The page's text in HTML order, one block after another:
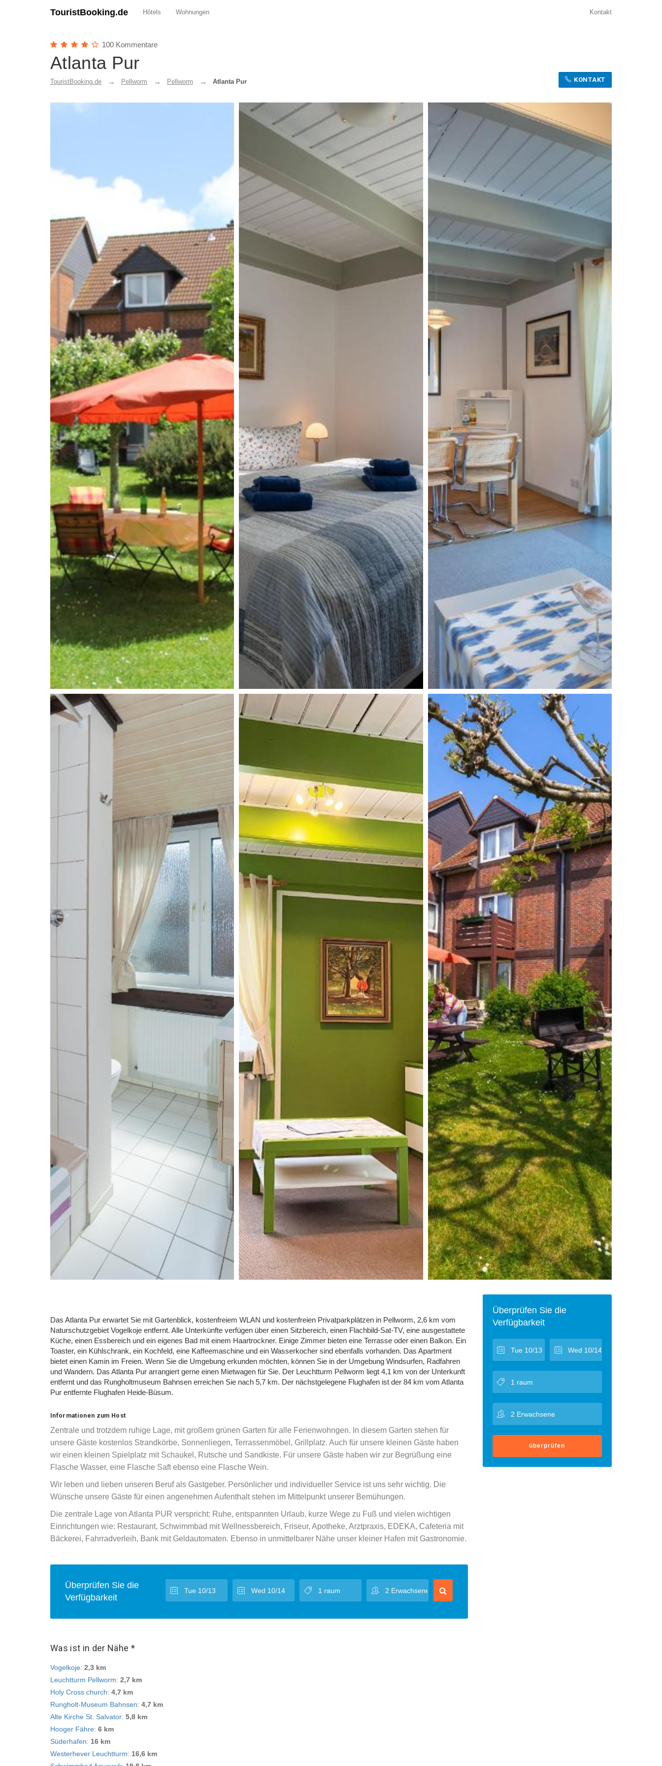
TouristBooking.de Hôtels Wohnungen Kontakt
100 Kommentare
Atlanta Pur
TouristBooking.de Pellworm Pellworm Atlanta Pur KONTAKT
Überprüfen Sie die
Verfügbarkeit
überprüfen
Das Atlanta Pur erwartet Sie mit Gartenblick, kostenfreiem WLAN und kostenfreien Privatparkplätzen in Pellworm, 2,6 km vom
Naturschutzgebiet Vogelkoje entfernt. Alle Unterkünfte verfügen über einen Sitzbereich, einen Flachbild-Sat-TV, eine ausgestattete
Küche, einen Essbereich und ein eigenes Bad mit einem Haartrockner. Einige Zimmer bieten eine Terrasse oder einen Balkon. Ein
Toaster, ein Kühlschrank, ein Kochfeld, eine Kaffeemaschine und ein Wasserkocher sind ebenfalls vorhanden. Das Apartment
bietet einen Kamin im Freien. Wenn Sie die Umgebung erkunden möchten, können Sie in der Umgebung Windsurfen, Radfahren
und Wandern. Das Atlanta Pur arrangiert gerne einen Mietwagen für Sie. Der Leuchtturm Pellworm liegt 4,1 km von der Unterkunft
entfernt und das Rungholtmuseum Bahnsen erreichen Sie nach 5,7 km. Der nächstgelegene Flughafen ist der 84 km vom Atlanta
Pur entfernte Flughafen Heide-Büsum.
Informationen zum Host
Zentrale und trotzdem ruhige Lage, mit großem grünen Garten für alle Ferienwohngen. In diesem Garten stehen für
unsere Gäste kostenlos Strandkörbe, Sonnenliegen, Terrassenmöbel, Grillplatz. Auch für unsere kleinen Gäste haben
wir einen kleinen Spielplatz mit Schaukel, Rutsche und Sandkiste. Für unsere Gäste haben wir zur Begrüßung eine
Flasche Wasser, eine Flasche Saft ebenso eine Flasche Wein.
Wir leben und lieben unseren Beruf als Gastgeber. Persönlicher und individueller Service ist uns sehr wichtig. Die
Wünsche unsere Gäste für einen angenehmen Aufenthalt stehen im Mittelpunkt unserer Bemühungen.
Die zentrale Lage von Atlanta PUR verspricht: Ruhe, entspannten Urlaub, kurze Wege zu Fuß und vielen wichtigen
Einrichtungen wie: Restaurant, Schwimmbad mit Wellnessbereich, Friseur, Apotheke, Arztpraxis, EDEKA, Cafeteria mit
Bäckerei, Fahrradverleih, Bank mit Geldautomaten. Ebenso in unmittelbarer Nähe unser kleiner Hafen mit Gastronomie.
Überprüfen Sie die
Verfügbarkeit
Was ist in der Nähe *
Vogelkoje: 2,3 km
Leuchtturm Pellworm: 2,7 km
Holy Cross church: 4,7 km
Rungholt-Museum Bahnsen: 4,7 km
Alte Kirche St. Salvator: 5,8 km
Hooger Fähre: 6 km
Süderhafen: 16 km
Westerhever Leuchtturm: 16,6 km